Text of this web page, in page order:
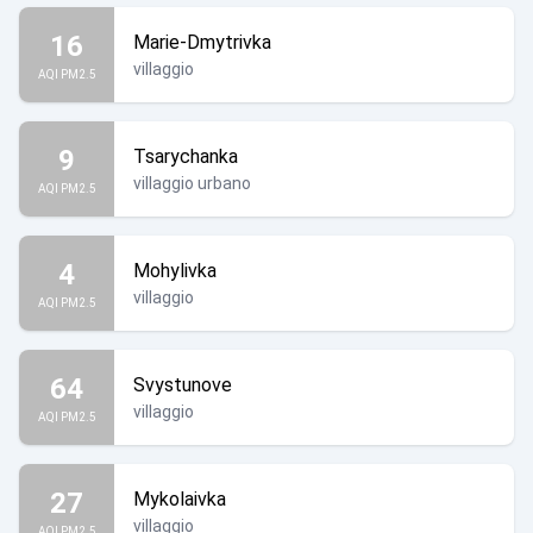
16
AQI PM2.5
Marie-Dmytrivka
villaggio
9
AQI PM2.5
Tsarychanka
villaggio urbano
4
AQI PM2.5
Mohylivka
villaggio
64
AQI PM2.5
Svystunove
villaggio
27 Mykolaivka
villaggio